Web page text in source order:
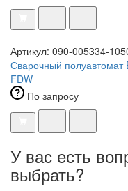
Артикул: 090-005334-
Сварочный
FDW
По запросу
У вас есть
выбрать?